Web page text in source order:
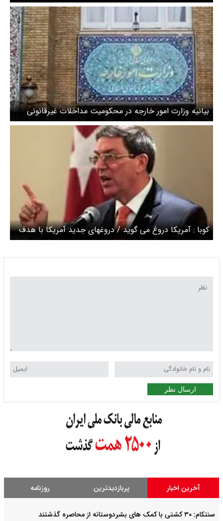
حمایت می‌کنیم
بیانیه وزارت امور خارجه در محکومیت مداخلات غیرقانونی
علیه کوبا
کوبا : آمریکا دروغ می گوید / دروغهای جدید آمریکا با هدف
حمله نظامی است
ارسال نظر
آخرین اخبار پربازدیدترین روزنامه
سنتکام: ۳۰ کشتی با کمک های بشردوستانه از محاصره گذشتند